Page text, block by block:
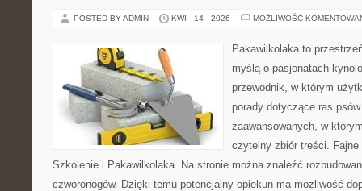
POSTED BY ADMIN KWI - 14 - 2026 MOŻLIWOŚĆ
Pakawilkolaka to
myślą o pasjonatach
przewodnik, w którym
porady dotyczące ras
zaawansowanych, w
czytelny zbiór treści.
Szkolenie i Pakawilkolaka. Na stronie można znaleźć
czworonogów. Dzięki temu potencjalny opiekun ma możliwość